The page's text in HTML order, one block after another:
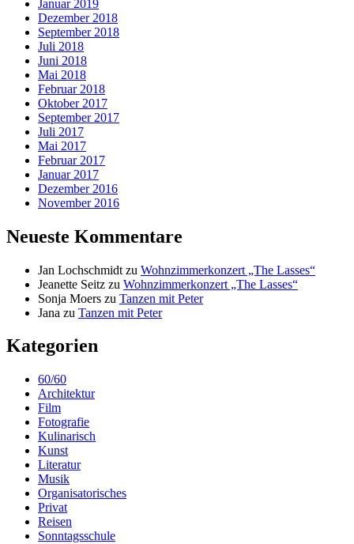
Januar 2019
Dezember 2018
September 2018
Juli 2018
Juni 2018
Mai 2018
Februar 2018
Oktober 2017
September 2017
Juli 2017
Mai 2017
Februar 2017
Januar 2017
Dezember 2016
November 2016
Neueste Kommentare
Jan Lochschmidt zu Wohnzimmerkonzert „The Lasses“
Jeanette Seitz zu Wohnzimmerkonzert „The Lasses“
Sonja Moers zu Tanzen mit Peter
Jana zu Tanzen mit Peter
Kategorien
60/60
Architektur
Film
Fotografie
Kulinarisch
Kunst
Literatur
Musik
Organisatorisches
Privat
Reisen
Sonntagsschule